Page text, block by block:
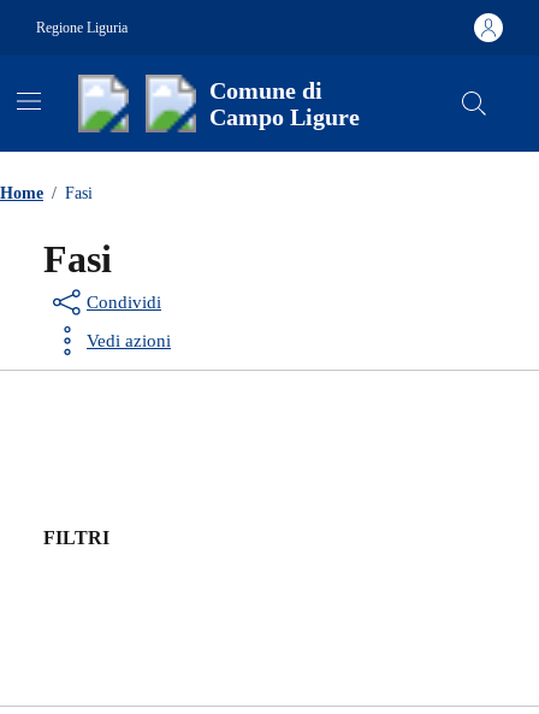
Regione Liguria
Comune di
Campo Ligure
Home / Fasi
Fasi
Condividi
Vedi azioni
FILTRI